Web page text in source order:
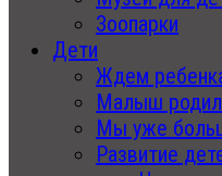
Зоопарки
Дети
Ждем
Малыш
Мы уже
Развитие